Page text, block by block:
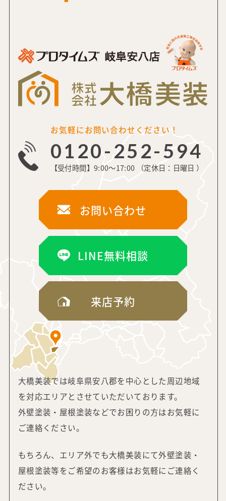
お気軽にお問い合わせください！
0120-252-594
【受付時間】9:00～17:00 （定休日：日曜日 ）
お問い合わせ
LINE無料相談
来店予約
大橋美装では岐阜県安八郡を中心とした周辺地域
を対応エリアと させていただいております。
外壁塗装・屋根塗装などでお困りの方はお気軽に
ご連絡ください。
もちろん、エリア外でも大橋美装にて外壁塗装・
屋根塗装等をご希望のお客様はお気軽にご連絡く
ださい。